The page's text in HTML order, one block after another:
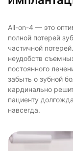
All-on-4 — это
полной потерей
частичной
неудобств
постоянного
забыть о зубной
кардинально
пациенту
навсегда.